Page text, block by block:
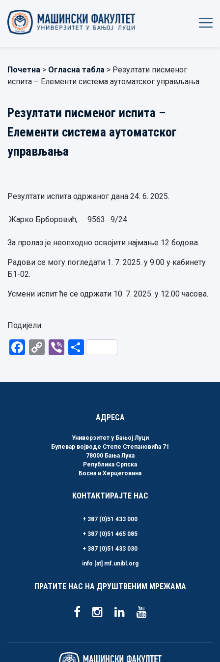
Почетна > Огласна табла > Резултати писменог
испита – Елементи система аутоматског управљања
Резултати писменог испита –
Елементи система аутоматског
управљања
Резултати испита одржаног дана 24. 6. 2025.
Жарко Брборовић, 9563 9/24
За пролаз је неопходно освојити најмање 12 бодова.
Радови се могу погледати 1. 7. 2025. у 9.00 у кабинету
Б1-02.
Усмени испит ће се одржати 10. 7. 2025. у 12.00 часова.
Подијели:
Facebook
CopyViberShare
АДРЕСА
Универзитет у Бањој Луци
Булевар војводе Степе Степановића 71
78000 Бања Лука
Република Српска
Босна и Херцеговина
КОНТАКТИРАЈТЕ НАС
+ 387 (0)51 433 000
+ 387 (0)51 465 085
+ 387 (0)51 433 030
info [at] mf.unibl.org
ПРАТИТЕ НАС НА ДРУШТВЕНИМ МРЕЖАМА